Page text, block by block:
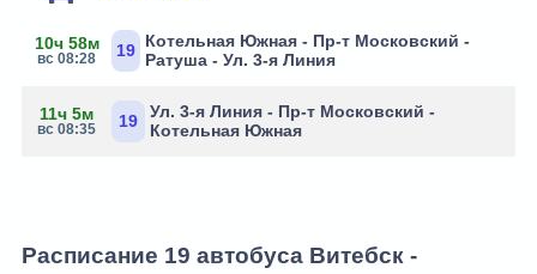
10ч 58м
вс 08:28 19 Котельная Южная - Пр-т Московский -
Ратуша - Ул. 3-я Линия
11ч 5м
вс 08:35 19
Ул. 3-я Линия - Пр-т Московский -
Котельная Южная
Расписание 19 автобуса Витебск -